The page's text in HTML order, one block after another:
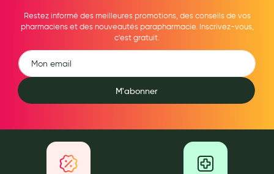
Cannes
Chaussures
Prothèses mammaires externes
Médication familiale
Les marques
Restez informé des meilleures promotions, des conseils de vos
pharmaciens et des nouveautés parapharmacie. Inscrivez-vous,
c'est gratuit.
M'abonner